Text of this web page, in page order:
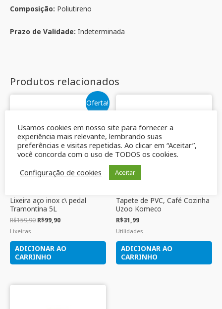
Composição: Poliutireno
Prazo de Validade: Indeterminada
Produtos relacionados
Oferta!
Lixeira aço inox c\ pedal
Tramontina 5L
R$159,90 R$99,90
Lixeiras
ADICIONAR AO
CARRINHO
Tapete de PVC, Café Cozinha
Uzoo Komeco
R$31,99
Utilidades
ADICIONAR AO
CARRINHO
Usamos cookies em nosso site para fornecer a
experiência mais relevante, lembrando suas
preferências e visitas repetidas. Ao clicar em “Aceitar”,
você concorda com o uso de TODOS os cookies.
Configuração de cookies
Aceitar